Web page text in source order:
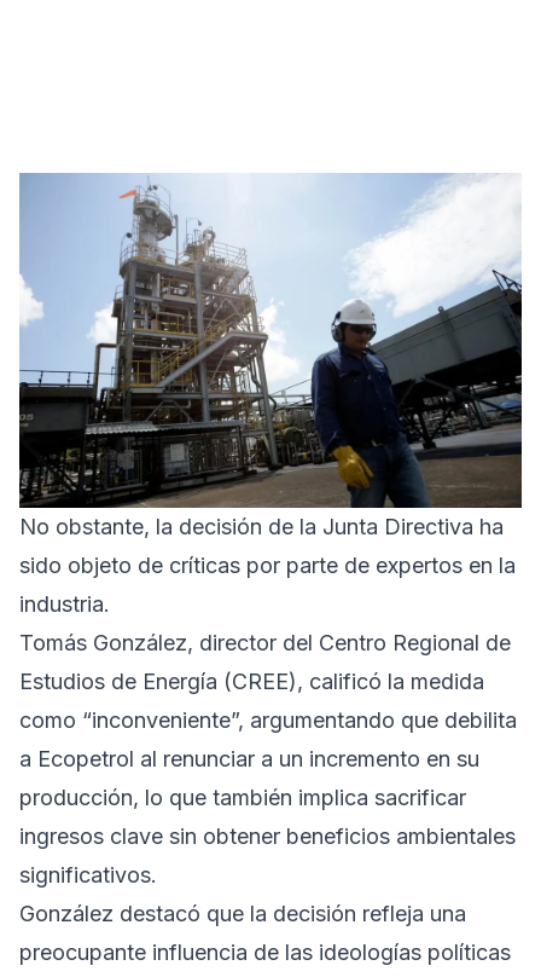
No obstante, la decisión de la Junta Directiva ha
sido objeto de críticas por parte de expertos en la
industria.
Tomás González, director del Centro Regional de
Estudios de Energía (CREE), calificó la medida
como “inconveniente”, argumentando que debilita
a Ecopetrol al renunciar a un incremento en su
producción, lo que también implica sacrificar
ingresos clave sin obtener beneficios ambientales
significativos.
González destacó que la decisión refleja una
preocupante influencia de las ideologías políticas